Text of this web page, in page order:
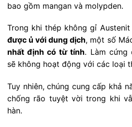
bao gồm mangan và molypden.
Trong khi thép không gỉ Austenit
được ủ với dung dịch, một số
nhất định có từ tính. Làm cứng
sẽ không hoạt động với các loại
Tuy nhiên, chúng cung cấp khả
chống rão tuyệt vời trong khi
hàn.